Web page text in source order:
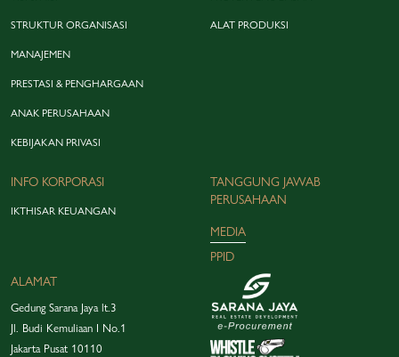
STRUKTUR ORGANISASI
MANAJEMEN
PRESTASI & PENGHARGAAN
ANAK PERUSAHAAN
KEBIJAKAN PRIVASI
ALAT PRODUKSI
INFO KORPORASI
IKTHISAR KEUANGAN
TANGGUNG JAWAB
PERUSAHAAN
MEDIA
PPID
ALAMAT
Gedung Sarana Jaya lt.3
Jl. Budi Kemuliaan I No.1
Jakarta Pusat 10110